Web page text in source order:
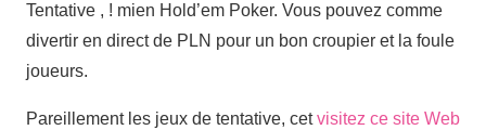
Tentative , ! mien Hold’em Poker. Vous pouvez comme
divertir en direct de PLN pour un bon croupier et la foule
joueurs.
Pareillement les jeux de tentative, cetvisitez ce site Web